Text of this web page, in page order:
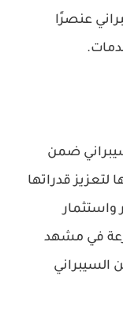
عنصرًا
ضمن
لتعزيز قدراتها
واستثمار
في مشهد
السيبراني